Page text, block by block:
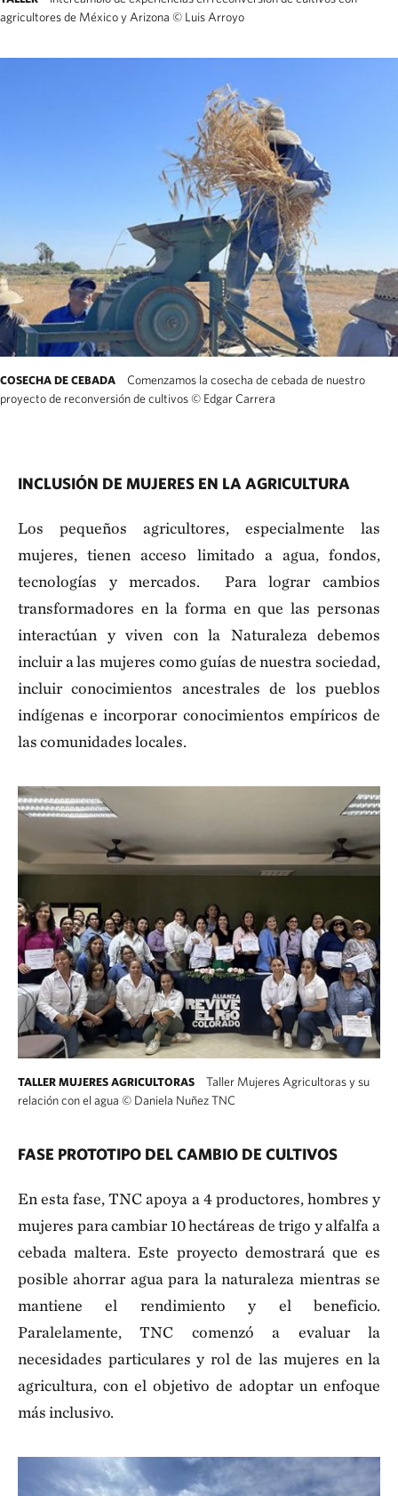
agricultores de México y Arizona © Luis Arroyo
COSECHA DE CEBADA
Comenzamos la cosecha de cebada de nuestro
proyecto de reconversión de cultivos© Edgar Carrera
INCLUSIÓN DE MUJERES EN LA AGRICULTURA
Los pequeños agricultores, especialmente las
mujeres, tienen acceso limitado a agua, fondos,
tecnologías y mercados. Para lograr cambios
transformadores en la forma en que las personas
interactúan y viven con la Naturaleza debemos
incluir a las mujeres como guías de nuestra sociedad,
incluir conocimientos ancestrales de los pueblos
indígenas e incorporar conocimientos empíricos de
las comunidades locales.
TALLER MUJERES AGRICULTORAS
Taller Mujeres Agricultoras y su
relación con el agua © Daniela Nuñez TNC
FASE PROTOTIPO DEL CAMBIO DE CULTIVOS
En esta fase, TNC apoya a 4 productores, hombres y
mujeres para cambiar 10 hectáreas de trigo y alfalfa a
cebada maltera. Este proyecto demostrará que es
posible ahorrar agua para la naturaleza mientras se
mantiene el rendimiento y el beneficio.
Paralelamente, TNC comenzó a evaluar la
necesidades particulares y rol de las mujeres en la
agricultura, con el objetivo de adoptar un enfoque
más inclusivo.